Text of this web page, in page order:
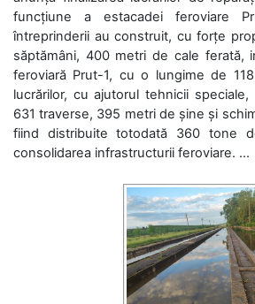
funcțiune a estacadei feroviare
întreprinderii au construit, cu forțe
săptămâni, 400 metri de cale ferată,
feroviară Prut-1, cu o lungime de
lucrărilor, cu ajutorul tehnicii
631 traverse, 395 metri de șine și
fiind distribuite totodată 360 tone
consolidarea infrastructurii feroviare. ...